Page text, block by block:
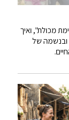
מכולת", ואיך
ובנשמה של